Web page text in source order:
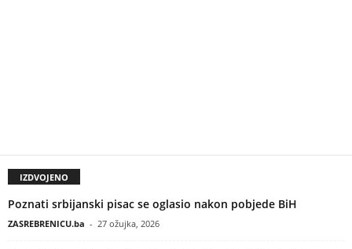
IZDVOJENO
Poznati srbijanski pisac se oglasio nakon pobjede BiH
ZASREBRENICU.ba - 27 ožujka, 2026